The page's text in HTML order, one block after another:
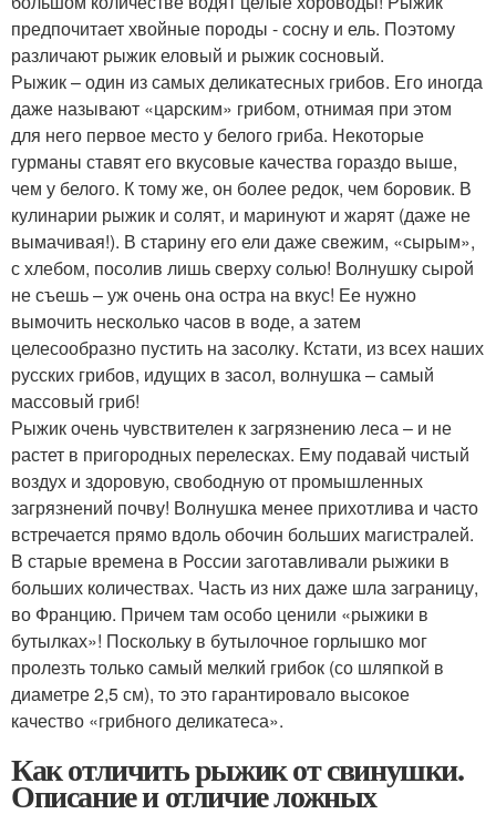
предпочитает хвойные породы - сосну и ель. Поэтому
различают рыжик еловый и рыжик сосновый.
Рыжик – один из самых деликатесных грибов. Его иногда
даже называют «царским» грибом, отнимая при этом
для него первое место у белого гриба. Некоторые
гурманы ставят его вкусовые качества гораздо выше,
чем у белого. К тому же, он более редок, чем боровик. В
кулинарии рыжик и солят, и маринуют и жарят (даже не
вымачивая!). В старину его ели даже свежим, «сырым»,
с хлебом, посолив лишь сверху солью! Волнушку сырой
не съешь – уж очень она остра на вкус! Ее нужно
вымочить несколько часов в воде, а затем
целесообразно пустить на засолку. Кстати, из всех наших
русских грибов, идущих в засол, волнушка – самый
массовый гриб!
Рыжик очень чувствителен к загрязнению леса – и не
растет в пригородных перелесках. Ему подавай чистый
воздух и здоровую, свободную от промышленных
загрязнений почву! Волнушка менее прихотлива и часто
встречается прямо вдоль обочин больших магистралей.
В старые времена в России заготавливали рыжики в
больших количествах. Часть из них даже шла заграницу,
во Францию. Причем там особо ценили «рыжики в
бутылках»! Поскольку в бутылочное горлышко мог
пролезть только самый мелкий грибок (со шляпкой в
диаметре 2,5 см), то это гарантировало высокое
качество «грибного деликатеса».
Как отличить рыжик от свинушки.
Описание и отличие ложных